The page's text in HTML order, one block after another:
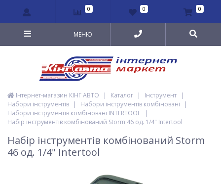
0 0 0
МЕНЮ
Інтернет-магазин КІНГ АВТО | Каталог | Інструмент
|
Набори інструментів
| Набори інструментів комбіновані
|
Набори інструментів комбіновані INTERTOOL
|
Набір інструментів комбінований Storm 46 од. 1/4" Intertool
Набір інструментів комбінований Storm
46 од. 1/4" Intertool